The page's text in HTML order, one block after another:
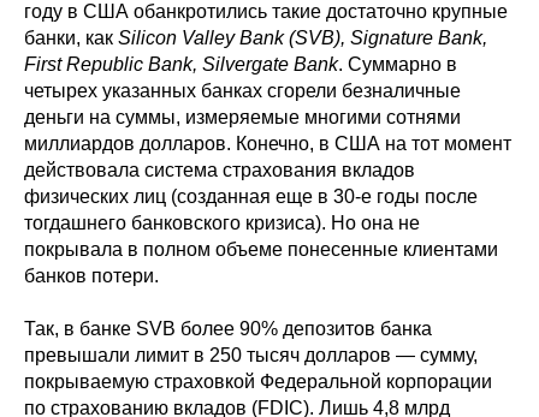
году в США обанкротились такие достаточно крупные
банки, как Silicon Valley Bank (SVB), Signature Bank,
First Republic Bank, Silvergate Bank. Суммарно в
четырех указанных банках сгорели безналичные
деньги на суммы, измеряемые многими сотнями
миллиардов долларов. Конечно, в США на тот момент
действовала система страхования вкладов
физических лиц (созданная еще в 30-е годы после
тогдашнего банковского кризиса). Но она не
покрывала в полном объеме понесенные клиентами
банков потери.
Так, в банке SVB более 90% депозитов банка
превышали лимит в 250 тысяч долларов — сумму,
покрываемую страховкой Федеральной корпорации
по страхованию вкладов (FDIC). Лишь 4,8 млрд